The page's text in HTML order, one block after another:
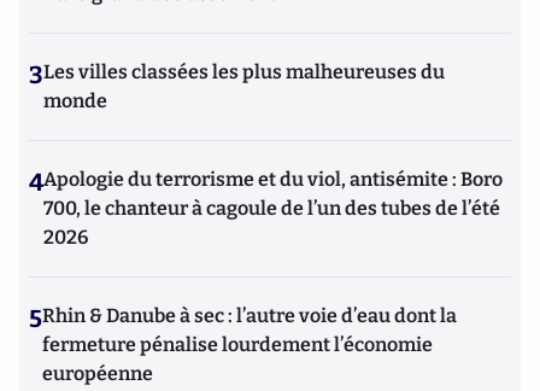
3Les villes classées les plus malheureuses du
monde
4Apologie du terrorisme et du viol, antisémite : Boro
700, le chanteur à cagoule de l’un des tubes de l’été
2026
5Rhin & Danube à sec : l’autre voie d’eau dont la
fermeture pénalise lourdement l’économie
européenne